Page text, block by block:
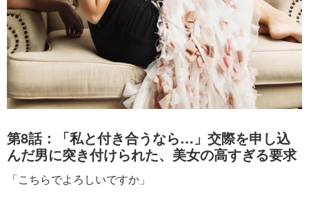
第8話：「私と付き合うなら…」交際を申し込
んだ男に突き付けられた、美女の高すぎる要求
「こちらでよろしいですか」